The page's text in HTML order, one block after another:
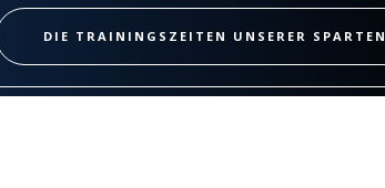
DIE TRAININGSZEITEN UNSERER SPARTEN